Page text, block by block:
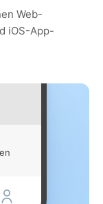
Web-
iOS-App-